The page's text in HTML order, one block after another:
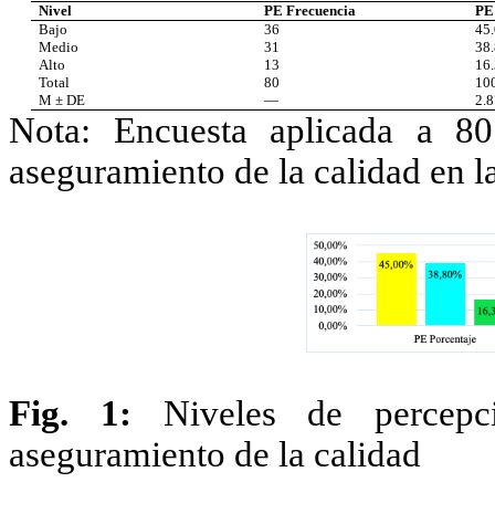
Nivel PE Frecuencia
Bajo
36
Medio
31
Alto
13
Total
80
M ± DE
—
Nota: Encuesta aplicada a
aseguramiento de la calidad en
Fig. 1:
Niveles de
aseguramiento de la calidad